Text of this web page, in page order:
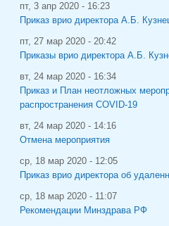
пт, 3 апр 2020 - 16:23
Приказ врио директора А.Б.
пт, 27 мар 2020 - 20:42
Приказы врио директора А.Б.
вт, 24 мар 2020 - 16:34
Приказ и План неотложных
распространения COVID-19
вт, 24 мар 2020 - 14:16
Отмена мероприятия
ср, 18 мар 2020 - 12:05
Приказ врио директора об
ср, 18 мар 2020 - 11:07
Рекомендации Минздрава РФ